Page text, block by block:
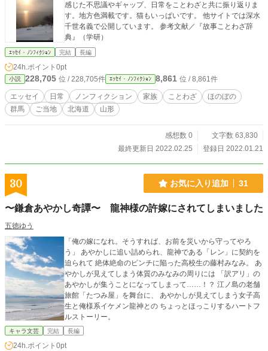
感じた不思議やギャップ、日常をことわざと共に振り返りま
す。地方色満載です。猫もいっぱいです。 他サイトでは深水
千世名義で公開しています。 参考文献／『故事ことわざ辞
典』（学研）
ｴｯｾｲ・ﾉﾝﾌｨｸｼｮﾝ 完結 長編
24h.ポイント 0pt
小説 228,705 位 / 228,705件 ｴｯｾｲ・ﾉﾝﾌｨｸｼｮﾝ 8,861 位 / 8,861件
エッセイ 日常 ノンフィクション 家族 ことわざ
ほのぼの
群馬
ご当地 北海道 山形
感想数 0
文字数 63,830
最終更新日 2022.02.25
登録日 2022.01.21
30 お気に入り追加 31
〜鎌倉あやかし奇譚〜 龍神様の許嫁にされてしまいました
五徳ゆう
「俺の嫁になれ。そうすれば、お前を災いから守ってやろ
う」 あやかしに追い詰められ、龍神である「レン」に契約を
迫られて 絶体絶命のピンチに陥った高校生の藤村みなみ。 あ
やかしが見えてしまう体質のみなみの周りには 「訳アリ」の
あやかしが集うことになってしまって……！？ 江ノ島の老舗
旅館「たつみ屋」を舞台に、 あやかしが見えてしまう女子高
生と俺様系イケメン龍神との ちょっとほっこりするハートフ
ルストーリー。
キャラ文芸 完結 長編
24h.ポイント 0pt